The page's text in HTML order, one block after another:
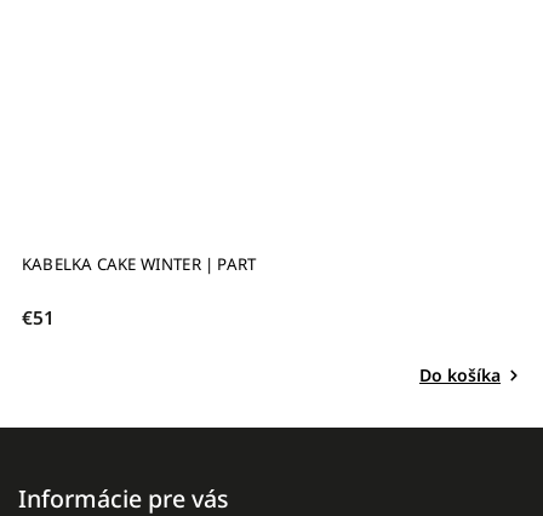
KABELKA CAKE WINTER | PART
€51
Do košíka
Informácie pre vás